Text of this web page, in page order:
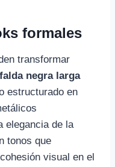
formales
transformar
negra larga
estructurado en
elegancia de la
tonos que
visual en el